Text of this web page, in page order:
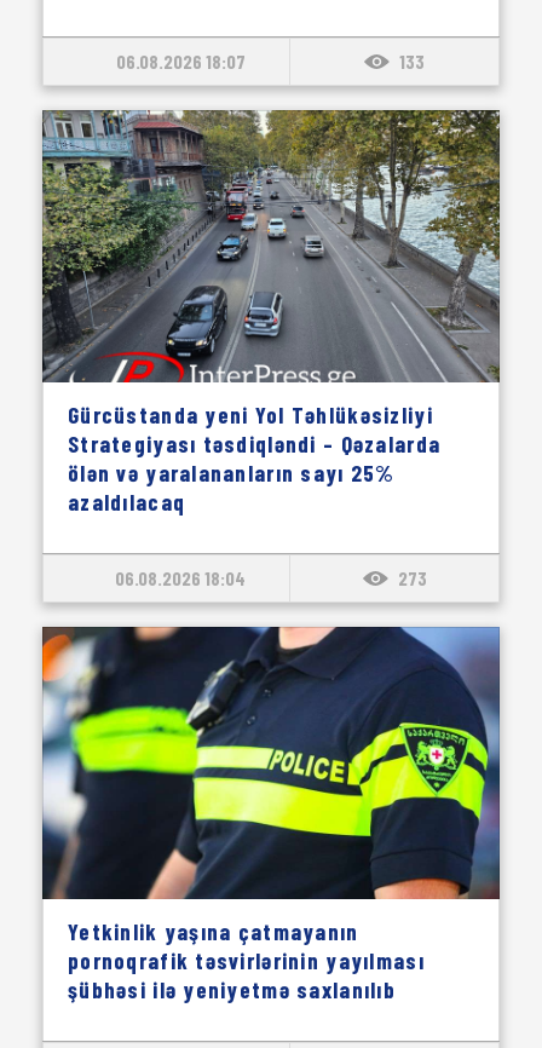
06.08.2026 18:07 133
Gürcüstanda yeni Yol Təhlükəsizliyi
Strategiyası təsdiqləndi – Qəzalarda
ölən və yaralananların sayı 25%
azaldılacaq
06.08.2026 18:04 273
Yetkinlik yaşına çatmayanın
pornoqrafik təsvirlərinin yayılması
şübhəsi ilə yeniyetmə saxlanılıb